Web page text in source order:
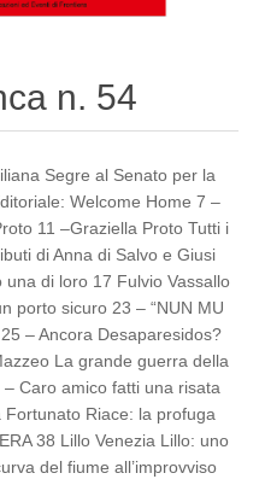
n. 54
Segre al Senato per la
Welcome Home 7 –
11 –Graziella Proto Tutti i
di Anna di Salvo e Giusi
di loro 17 Fulvio Vassallo
porto sicuro 23 – “NUN MU
– Ancora Desaparesidos?
La grande guerra della
Caro amico fatti una risata
Riace: la profuga
38 Lillo Venezia Lillo: uno
del fiume all’improvviso